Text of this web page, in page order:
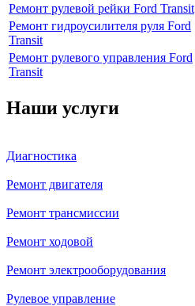
Ремонт рулевой рейки Ford Transit
Ремонт гидроусилителя руля Ford
Transit
Ремонт рулевого управления Ford
Transit
Наши услуги
Диагностика
Ремонт двигателя
Ремонт трансмиссии
Ремонт ходовой
Ремонт электрооборудования
Рулевое управление